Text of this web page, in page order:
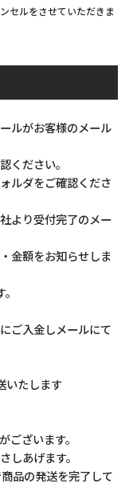
セルをさせていただきま
ルがお客様のメール
ください。
ルダをご確認くださ
より受付完了のメー
金額をお知らせしま
ご入金しメールにて
いたします
ございます。
しあげます。
品の発送を完了して